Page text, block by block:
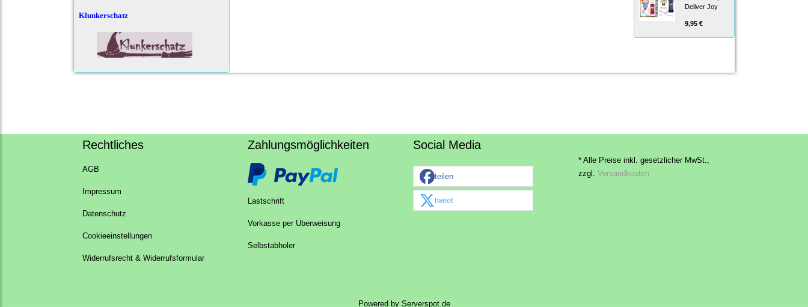
Klunkerschatz
Deliver Joy
9,95 €
Rechtliches
AGB
Impressum
Datenschutz
Cookieeinstellungen
Widerrufsrecht & Widerrufsformular
Zahlungsmöglichkeiten
Lastschrift
Vorkasse per Überweisung
Selbstabholer
Social Media
teilen
tweet
* Alle Preise inkl. gesetzlicher MwSt.,
zzgl. Versandkosten
Powered by Serverspot.de